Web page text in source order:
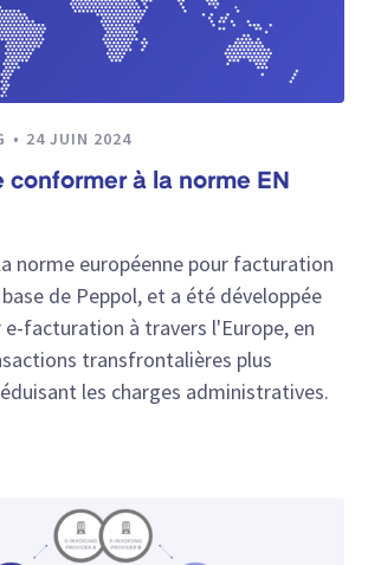
24 JUIN 2024
conformer à la norme EN
norme européenne pour facturation
de Peppol, et a été développée
facturation à travers l'Europe, en
transfrontalières plus
les charges administratives.